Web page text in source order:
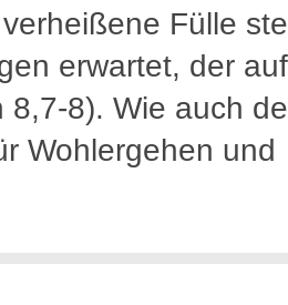
Fülle
erwartet, der
8,7-8). Wie auch
Wohlergehen und